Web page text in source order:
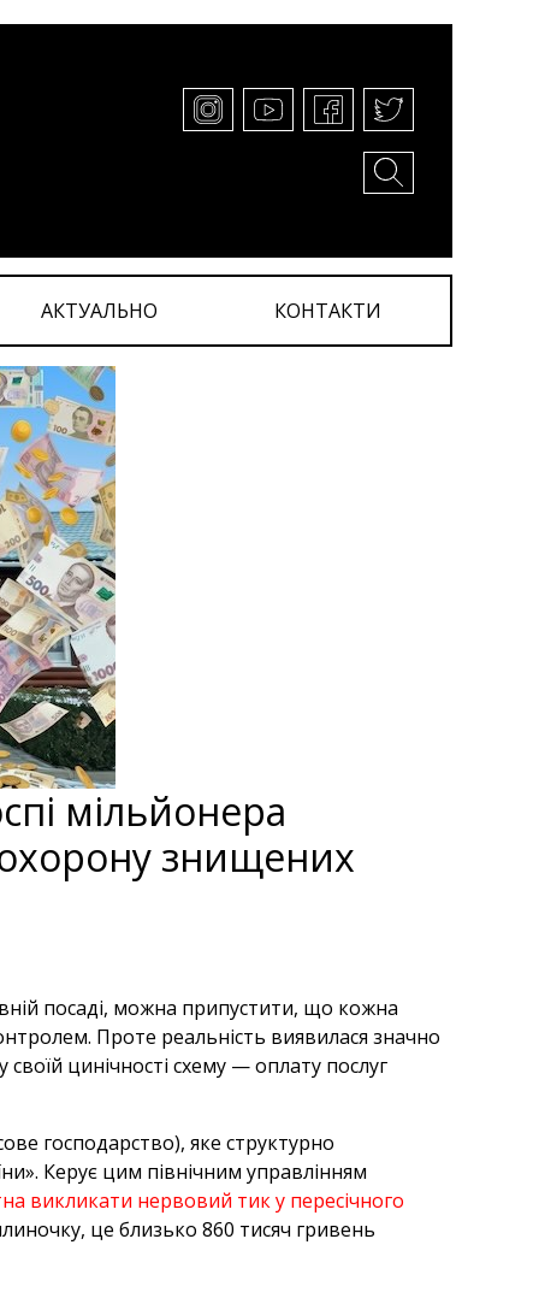
АКТУАЛЬНО КОНТАКТИ
мільйонера
знищених
посаді, можна припустити, що кожна
Проте реальність виявилася значно
цинічності схему — оплату послуг
господарство), яке структурно
Керує цим північним управлінням
викликати нервовий тик у пересічного
це близько 860 тисяч гривень